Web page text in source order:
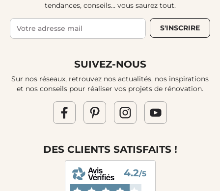
tendances, conseils... vous saurez tout.
S'INSCRIRE
SUIVEZ-NOUS
Sur nos réseaux, retrouvez nos actualités, nos inspirations
et nos conseils pour réaliser vos projets de rénovation.
DES CLIENTS SATISFAITS !
4.2/5